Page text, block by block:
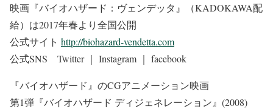
映画『バイオハザード：ヴェンデッタ』（KADOKAWA配
給）は2017年春より全国公開
公式サイト http://biohazard-vendetta.com
公式SNS Twitter ｜ Instagram ｜ facebook
『バイオハザード』のCGアニメーション映画
第1弾『バイオハザード ディジェネレーション』(2008)